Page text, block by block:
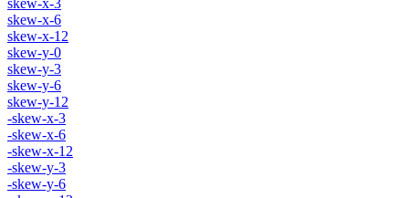
skew-x-6
skew-x-12
skew-y-0
skew-y-3
skew-y-6
skew-y-12
-skew-x-3
-skew-x-6
-skew-x-12
-skew-y-3
-skew-y-6